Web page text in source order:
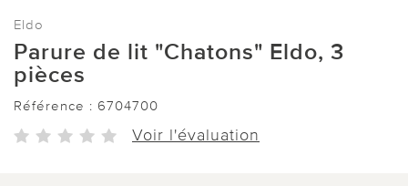
Eldo
Parure de lit "Chatons" Eldo, 3
pièces
Référence : 6704700
Voir l'évaluation